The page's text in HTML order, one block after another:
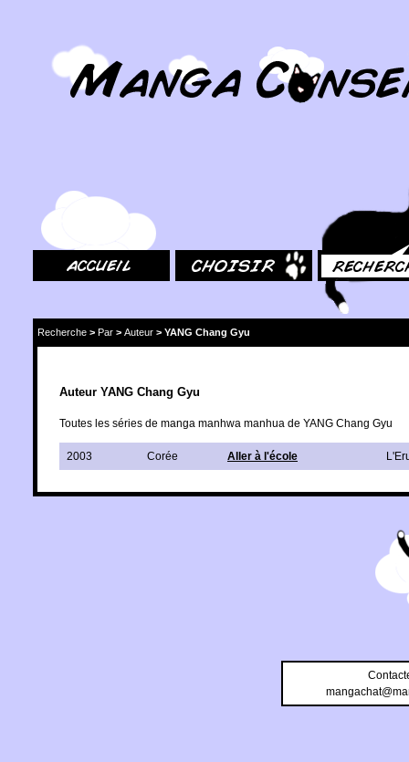
Recherche > Par > Auteur > YANG Chang Gyu
Auteur YANG Chang Gyu
Toutes les séries de manga manhwa manhua de YANG Chang Gyu
2003 Corée Aller à l'école